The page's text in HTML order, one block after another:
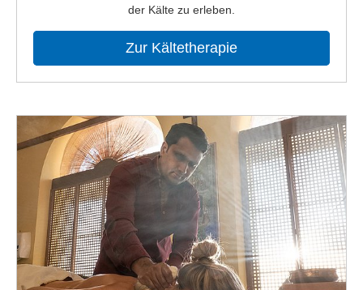
der Kälte zu erleben.
Zur Kältetherapie